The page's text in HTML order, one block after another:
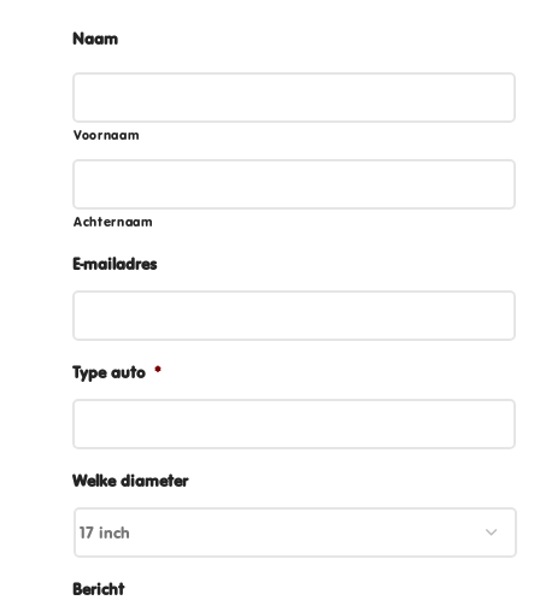
Naam
Voornaam
Achternaam
E-mailadres
Type auto *
Welke diameter
Bericht